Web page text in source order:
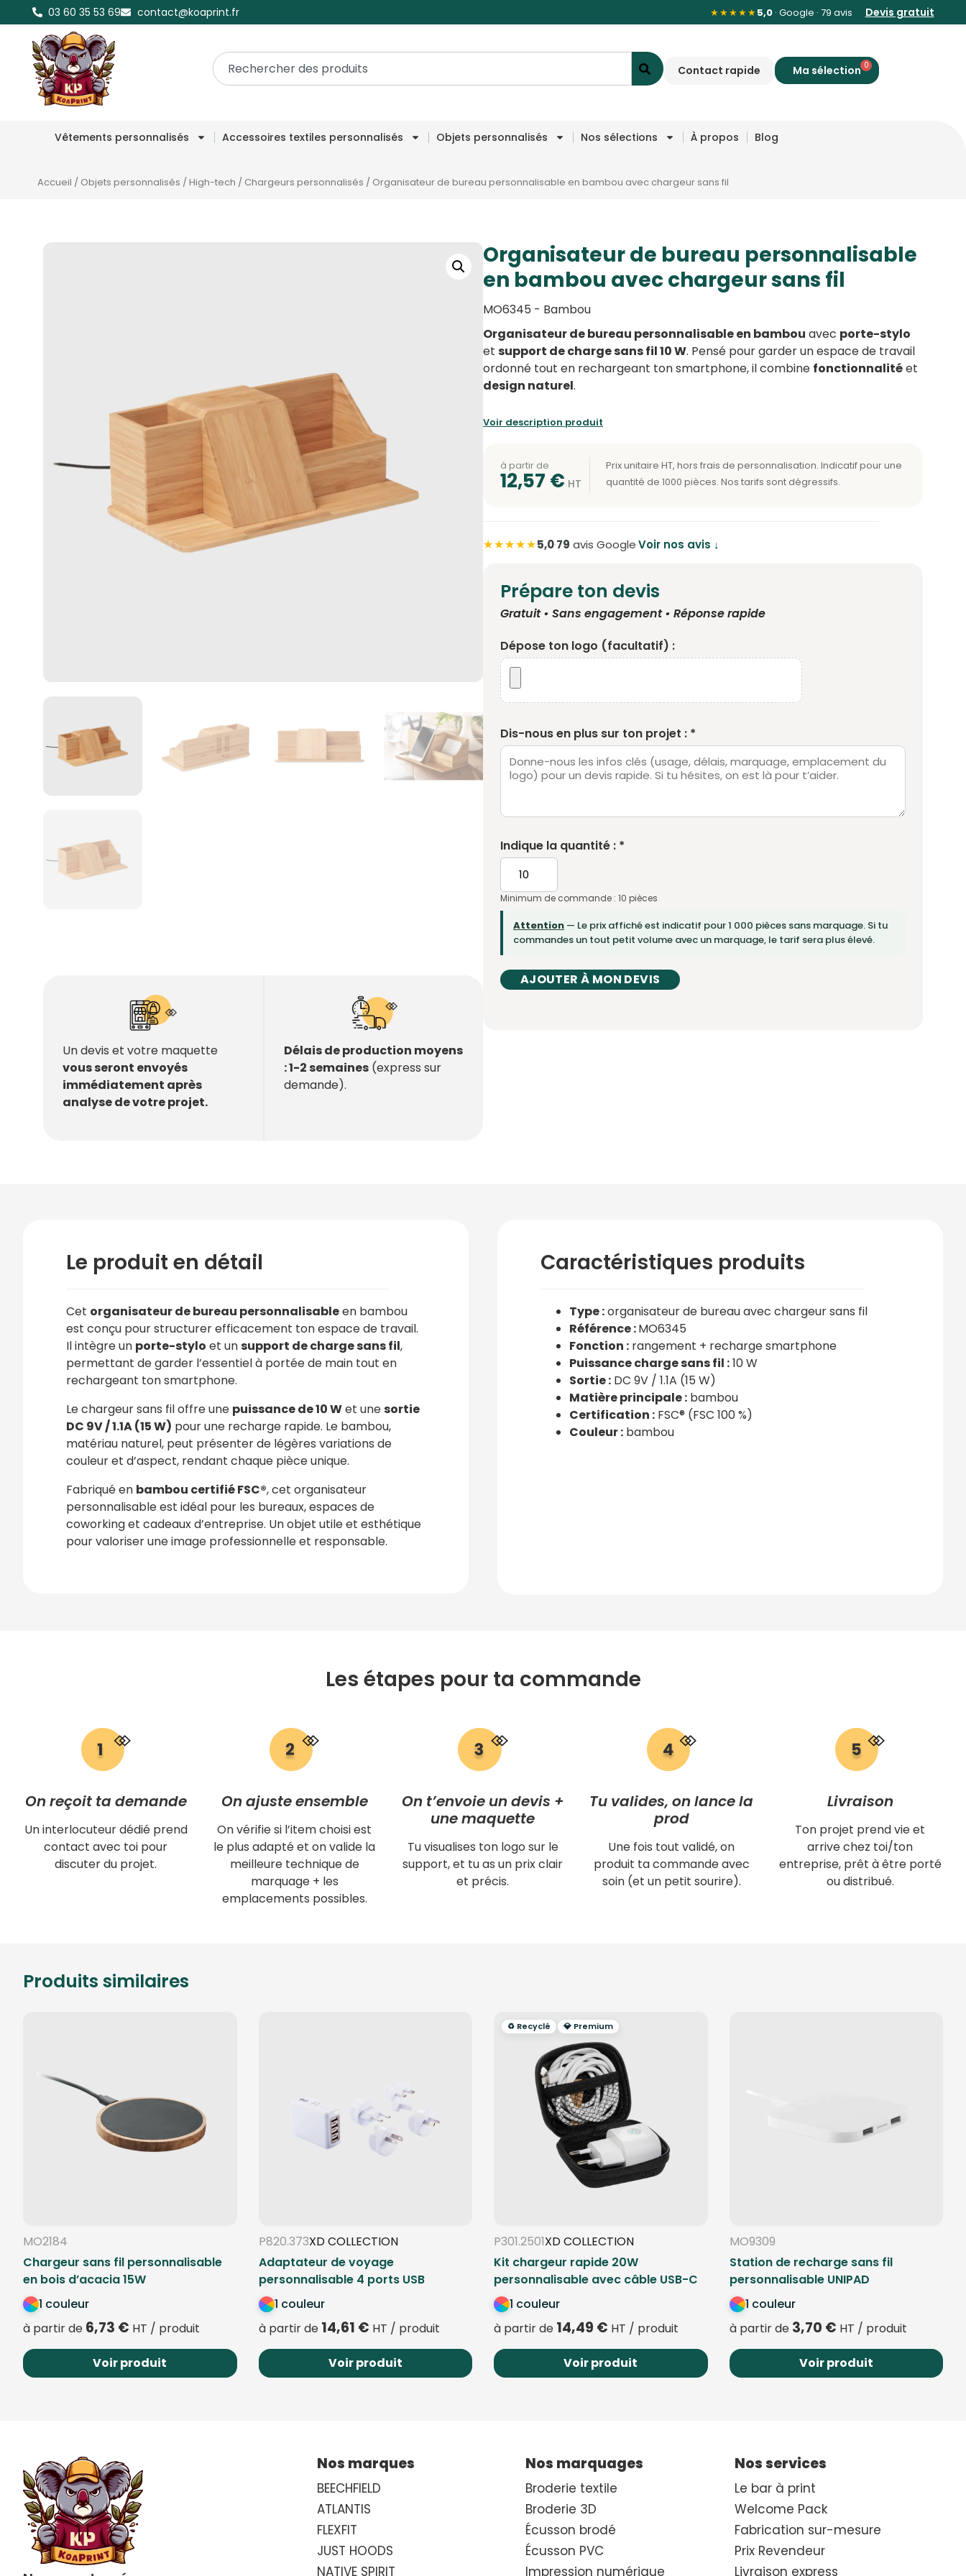
03 60 35 53 69 contact@koaprint.fr ★★★★★5,0· Google · 79 avis Devis gratuit
Contact rapide 0
Vêtements personnalisés Accessoires textiles personnalisés Objets personnalisés Nos sélections À propos Blog
Accueil / Objets personnalisés /High-tech / Chargeurs personnalisés / Organisateur de bureau personnalisable en bambou avec chargeur sans fil
Un devis et votre maquette
vous seront envoyés
immédiatement après
analyse de votre projet.
Délais de production moyens
: 1-2 semaines (express sur
demande).
Organisateur de bureau personnalisable
en bambou avec chargeur sans fil
MO6345 - Bambou
Organisateur de bureau personnalisable en bambou avec porte-stylo
et support de charge sans fil 10 W. Pensé pour garder un espace de travail
ordonné tout en rechargeant ton smartphone, il combine fonctionnalitéet
design naturel.
Voir description produit
à partir de
12,57 €
★★★★★5,0·79 avis Google·Voir nos avis ↓
Prépare ton devis
Gratuit • Sans engagement • Réponse rapide
Dépose ton logo (facultatif) :
Dis-nous en plus sur ton projet : *
Indique la quantité : *
Minimum de commande : 10 pièces
Attention — Le prix affiché est indicatif pour 1 000 pièces sans marquage. Si tu
commandes un tout petit volume avec un marquage, le tarif sera plus élevé.
AJOUTER À MON DEVIS
Le produit en détail
Cet organisateur de bureau personnalisableen bambou
est conçu pour structurer efficacement ton espace de travail.
Il intègre un porte-stylo et unsupport de charge sans fil,
permettant de garder l’essentiel à portée de main tout en
rechargeant ton smartphone.
Le chargeur sans fil offre une puissance de 10 Wet unesortie
DC 9V / 1.1A (15 W) pour une recharge rapide. Le bambou,
matériau naturel, peut présenter de légères variations de
couleur et d’aspect, rendant chaque pièce unique.
Fabriqué en bambou certifié FSC®, cet organisateur
personnalisable est idéal pour les bureaux, espaces de
coworking et cadeaux d’entreprise. Un objet utile et esthétique
pour valoriser une image professionnelle et responsable.
Caractéristiques produits
Type :organisateur de bureau avec chargeur sans fil
Référence :MO6345
Fonction : rangement + recharge smartphone
Puissance charge sans fil :10 W
Sortie : DC 9V / 1.1A (15 W)
Matière principale : bambou
Certification : FSC® (FSC 100 %)
Couleur : bambou
Les étapes pour ta commande
On reçoit ta demande
Un interlocuteur dédié prend
contact avec toi pour
discuter du projet.
On ajuste ensemble
On vérifie si l’item choisi est
le plus adapté et on valide la
meilleure technique de
marquage + les
emplacements possibles.
On t’envoie un devis +
une maquette
Tu visualises ton logo sur le
support, et tu as un prix clair
et précis.
Tu valides, on lance la
prod
Une fois tout validé, on
produit ta commande avec
soin (et un petit sourire).
Livraison
Ton projet prend vie et
arrive chez toi/ton
entreprise, prêt à être porté
ou distribué.
Produits similaires
MO2184
Chargeur sans fil personnalisable
en bois d’acacia 15W
1 couleur
à partir de 6,73 € HT / produit
Voir produit
P820.373XD COLLECTION
Adaptateur de voyage
personnalisable 4 ports USB
1 couleur
à partir de 14,61 € HT / produit
Voir produit
♻️ Recyclé 💎 Premium
P301.2501XD COLLECTION
Kit chargeur rapide 20W
personnalisable avec câble USB-C
1 couleur
à partir de 14,49 € HT / produit
Voir produit
MO9309
Station de recharge sans fil
personnalisable UNIPAD
1 couleur
à partir de 3,70 € HT / produit
Voir produit
Nos marques
BEECHFIELD
ATLANTIS
FLEXFIT
JUST HOODS
NATIVE SPIRIT
Nos marquages
Broderie textile
Broderie 3D
Écusson brodé
Écusson PVC
Impression numérique
Nos services
Le bar à print
Welcome Pack
Fabrication sur-mesure
Prix Revendeur
Livraison express